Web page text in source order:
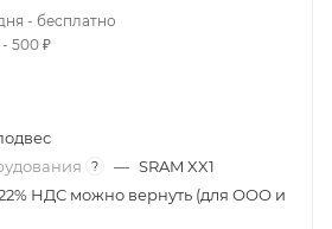
- бесплатно
- 500 ₽
? — SRAM XX1
НДС можно вернуть (для ООО и